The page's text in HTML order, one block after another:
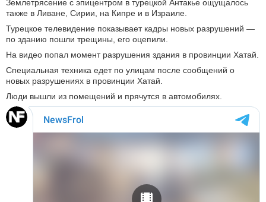
БЛОГ
Землетрясение с эпицентром в турецкой Антакье ощущалось
также в Ливане, Сирии, на Кипре и в Израиле.
Турецкое телевидение показывает кадры новых разрушений —
по зданию пошли трещины, его оцепили.
На видео попал момент разрушения здания в провинции Хатай.
Специальная техника едет по улицам после сообщений о
новых разрушениях в провинции Хатай.
Люди вышли из помещений и прячутся в автомобилях.